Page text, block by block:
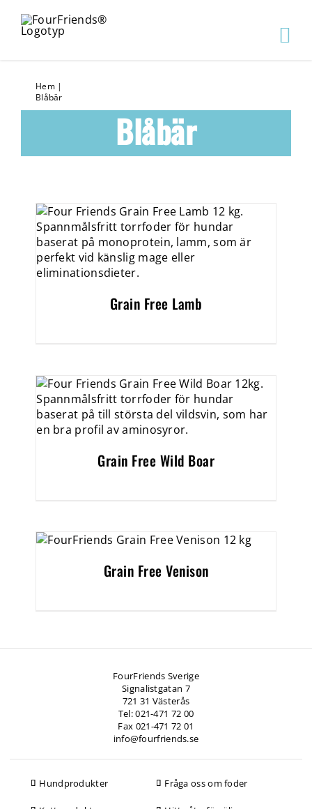
Hem|
Blåbär
Blåbär
Grain Free Lamb
Grain Free Wild Boar
Grain Free Venison
FourFriends Sverige
Signalistgatan 7
721 31 Västerås
Tel: 021-471 72 00
Fax 021-471 72 01
info@fourfriends.se
Hundprodukter Fråga oss om foder